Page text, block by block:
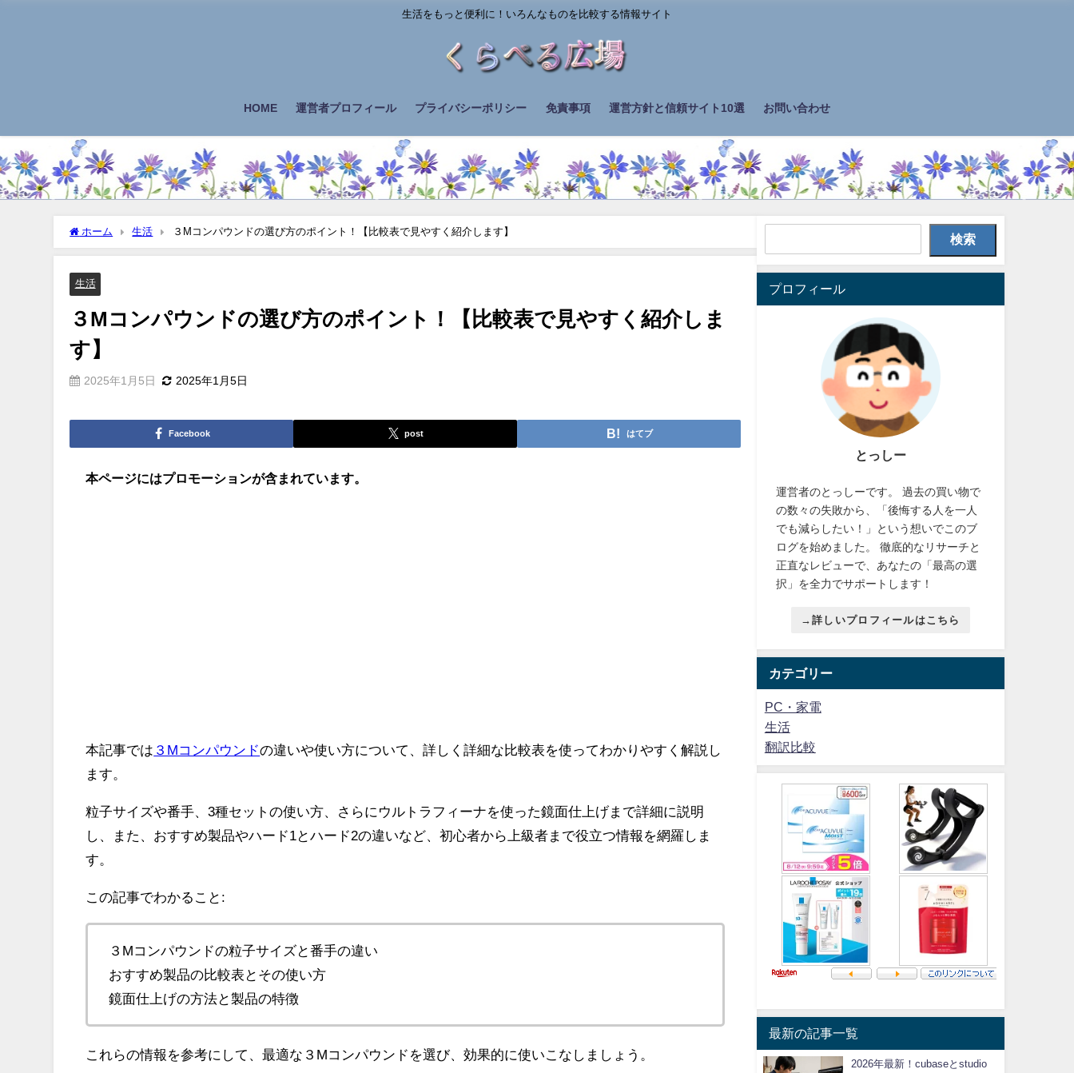
生活をもっと便利に！いろんなものを比較する情報サイト
HOME 運営者プロフィール プライバシーポリシー 免責事項 運営方針と信頼サイト10選 お問い合わせ
ホーム 生活 ３Mコンパウンドの選び方のポイント！【比較表で見やすく紹介します】
生活
３Mコンパウンドの選び方のポイント！【比較表で見やすく紹介しま
す】
2025年1月5日 2025年1月5日
Facebook post はてブ
本ページにはプロモーションが含まれています。
本記事では ３Mコンパウンドの違いや使い方について、詳しく詳細な比較表を使ってわかりやすく解説し
ます。
粒子サイズや番手、3種セットの使い方、さらにウルトラフィーナを使った鏡面仕上げまで詳細に説明
し、また、おすすめ製品やハード1とハード2の違いなど、初心者から上級者まで役立つ情報を網羅しま
す。
この記事でわかること:
３Mコンパウンドの粒子サイズと番手の違い
おすすめ製品の比較表とその使い方
鏡面仕上げの方法と製品の特徴
これらの情報を参考にして、最適な３Mコンパウンドを選び、効果的に使いこなしましょう。
検索
プロフィール
とっしー
運営者のとっしーです。 過去の買い物で
の数々の失敗から、「後悔する人を一人
でも減らしたい！」という想いでこのブ
ログを始めました。 徹底的なリサーチと
正直なレビューで、あなたの「最高の選
択」を全力でサポートします！
→詳しいプロフィールはこちら
カテゴリー
PC・家電
生活
翻訳比較
最新の記事一覧
2026年最新！cubaseとstudio